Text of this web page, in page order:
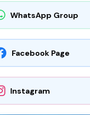
WhatsApp Group
Facebook Page
Instagram